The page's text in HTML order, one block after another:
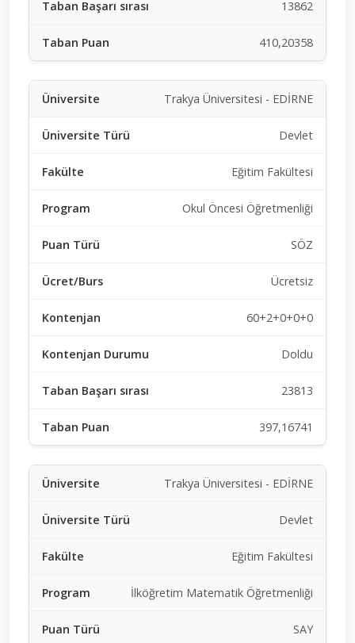
13862
410,20358
Trakya Üniversitesi - EDİRNE
Devlet
Eğitim Fakültesi
Okul Öncesi Öğretmenliği
SÖZ
Ücretsiz
60+2+0+0+0
Doldu
23813
397,16741
Trakya Üniversitesi - EDİRNE
Devlet
Eğitim Fakültesi
İlköğretim Matematik Öğretmenliği
SAY